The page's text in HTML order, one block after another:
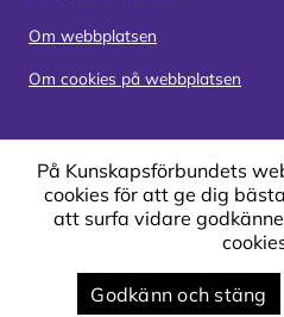
Om webbplatsen
Om cookies på webbplatsen
På Kunskapsförbundets
cookies för att ge dig
att surfa vidare
Godkänn och stäng